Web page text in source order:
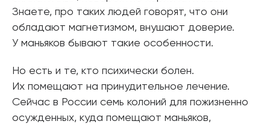
Знаете, про таких людей говорят, что они
обладают магнетизмом, внушают доверие.
У маньяков бывают такие особенности.
Но есть и те, кто психически болен.
Их помещают на принудительное лечение.
Сейчас в России семь колоний для пожизненно
осужденных, куда помещают маньяков,